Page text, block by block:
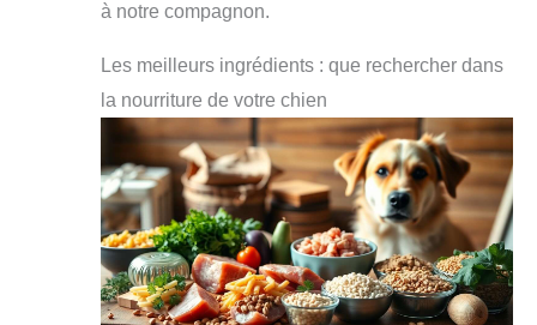
à notre compagnon.
Les meilleurs ingrédients : que rechercher dans
la nourriture de votre chien